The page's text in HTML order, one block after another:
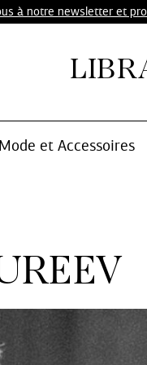
à notre newsletter et
Mode et Accessoires